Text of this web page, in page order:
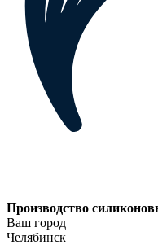
Производство
Ваш город
Челябинск